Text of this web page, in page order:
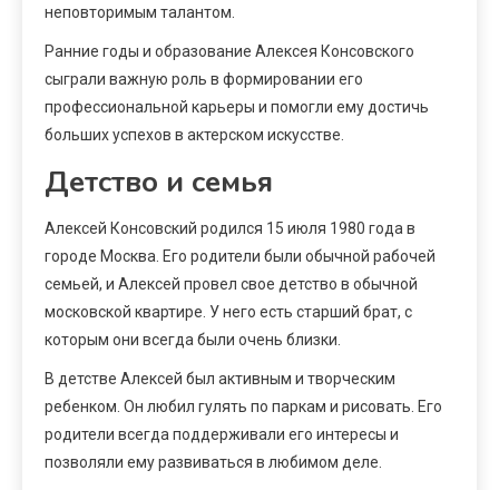
неповторимым талантом.
Ранние годы и образование Алексея Консовского
сыграли важную роль в формировании его
профессиональной карьеры и помогли ему достичь
больших успехов в актерском искусстве.
Детство и семья
Алексей Консовский родился 15 июля 1980 года в
городе Москва. Его родители были обычной рабочей
семьей, и Алексей провел свое детство в обычной
московской квартире. У него есть старший брат, с
которым они всегда были очень близки.
В детстве Алексей был активным и творческим
ребенком. Он любил гулять по паркам и рисовать. Его
родители всегда поддерживали его интересы и
позволяли ему развиваться в любимом деле.